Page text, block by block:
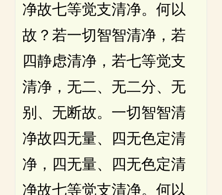
净故七等觉支清净。何以
故？若一切智智清净，若
四静虑清净，若七等觉支
清净，无二、无二分、无
别、无断故。一切智智清
净故四无量、四无色定清
净，四无量、四无色定清
净故七等觉支清净。何以